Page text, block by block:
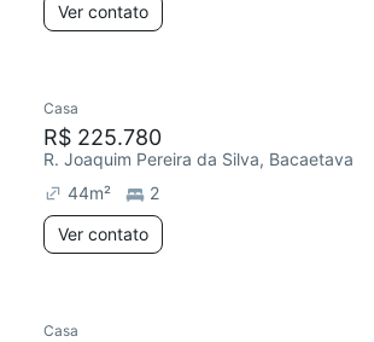
Ver contato
Casa
R$ 225.780
R. Joaquim Pereira da Silva, Bacaetava
44m²
2
Ver contato
Casa